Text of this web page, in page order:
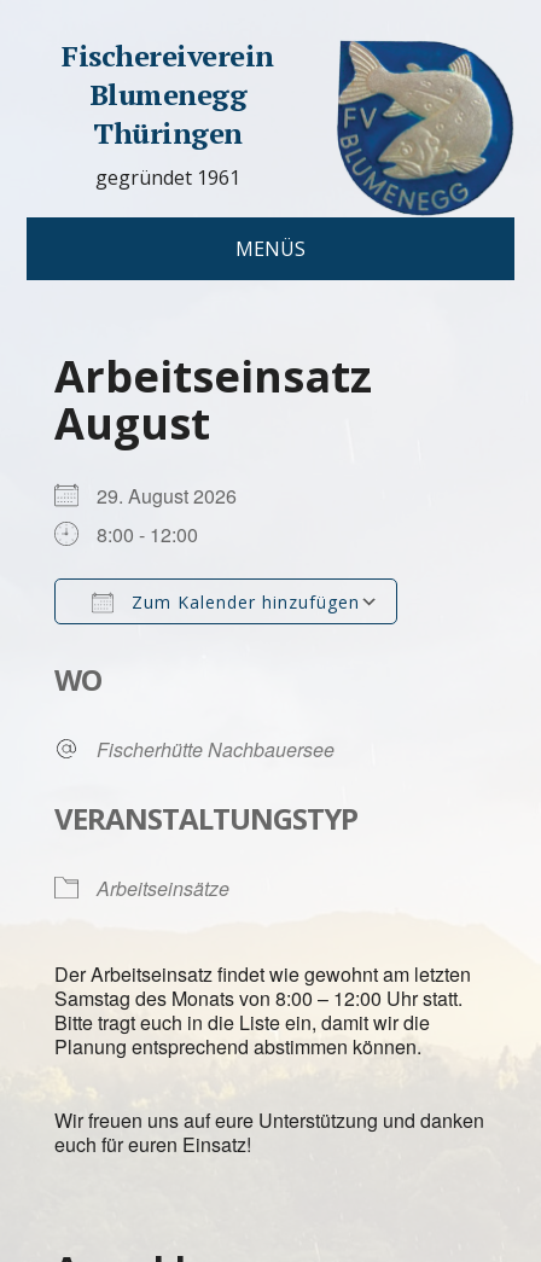
Fischereiverein
Blumenegg
Thüringen
gegründet 1961
MENÜS
Arbeitseinsatz
August
29. August 2026
8:00 - 12:00
Zum Kalender hinzufügen
WO
Fischerhütte Nachbauersee
VERANSTALTUNGSTYP
Arbeitseinsätze
Der Arbeitseinsatz findet wie gewohnt am letzten
Samstag des Monats von 8:00 – 12:00 Uhr statt.
Bitte tragt euch in die Liste ein, damit wir die
Planung entsprechend abstimmen können.
Wir freuen uns auf eure Unterstützung und danken
euch für euren Einsatz!